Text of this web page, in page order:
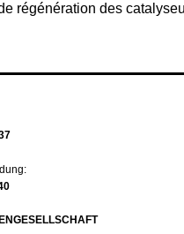
régénération des